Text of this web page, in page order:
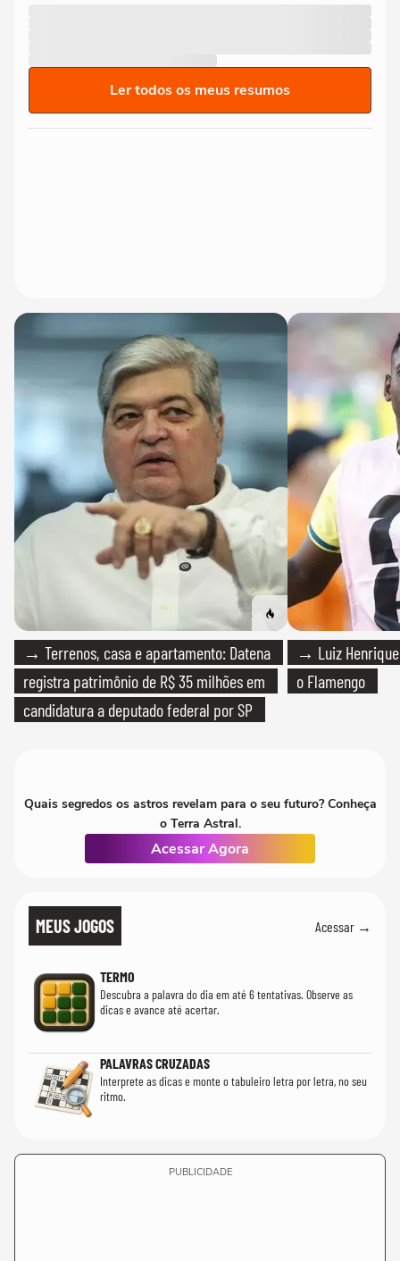
Ler todos os meus resumos
→ Terrenos, casa e apartamento: Datena
registra patrimônio de R$ 35 milhões em
candidatura a deputado federal por SP
→ Luiz
o Flamengo
Quais segredos os astros revelam para o seu futuro? Conheça
o Terra Astral.
Acessar Agora
MEUS JOGOS Acessar →
TERMO
Descubra a palavra do dia em até 6 tentativas. Observe as
dicas e avance até acertar.
PALAVRAS CRUZADAS
Interprete as dicas e monte o tabuleiro letra por letra, no seu
ritmo.
PUBLICIDADE